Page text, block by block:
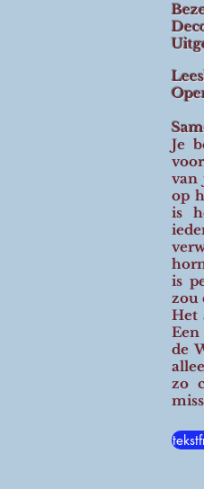
Je
van
op
is
is
zou
Het
de
zo